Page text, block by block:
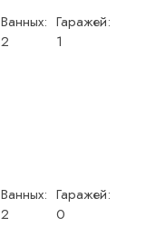
Ванных:
2
Гаражей:
1
Ванных:
2
Гаражей:
0